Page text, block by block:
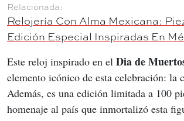
Relojería Con Alma Mexicana:
Edición Especial Inspiradas En
Este reloj inspirado en el Dia de
elemento icónico de esta celebración: la
Además, es una edición limitada a 100
homenaje al país que inmortalizó esta